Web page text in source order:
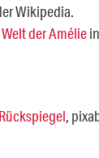
Wikipedia.
der Amélie
Rückspiegel,